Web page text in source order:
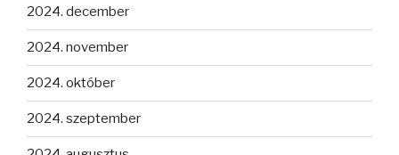
2024. december
2024. november
2024. október
2024. szeptember